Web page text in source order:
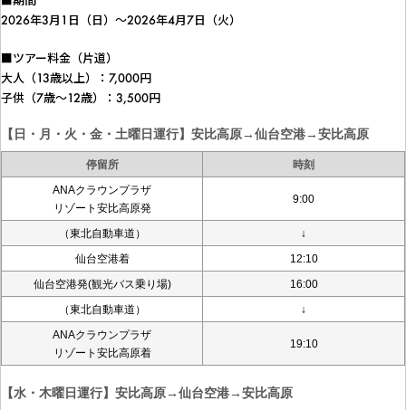
2026年3月1日（日）～2026年4月7日（火）
■ツアー料金（片道）
大人（13歳以上）：7,000円
子供（7歳～12歳）：3,500円
【日・月・火・金・土曜日運行】安比高原→仙台空港→安比高原
停留所
時刻
ANAクラウンプラザ
リゾート安比高原発
9:00
（東北自動車道）
↓
仙台空港着
12:10
仙台空港発(観光バス乗り場)
16:00
（東北自動車道）
↓
ANAクラウンプラザ
リゾート安比高原着
19:10
【水・木曜日運行】安比高原→仙台空港→安比高原